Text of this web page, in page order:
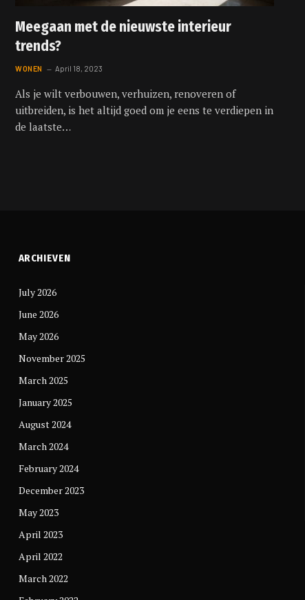
Meegaan met de nieuwste interieur
trends?
WONEN April 18, 2023
Als je wilt verbouwen, verhuizen, renoveren of
uitbreiden, is het altijd goed om je eens te verdiepen in
de laatste…
ARCHIEVEN
July 2026
June 2026
May 2026
November 2025
March 2025
January 2025
August 2024
March 2024
February 2024
December 2023
May 2023
April 2023
April 2022
March 2022